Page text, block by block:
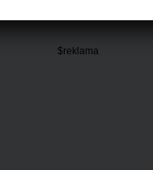
$reklama